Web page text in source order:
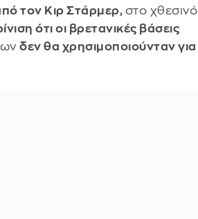
τον Κιρ Στάρμερ, στο χθεσινό
ότι οι βρετανικές βάσεις
δεν θα χρησιμοποιούνταν για